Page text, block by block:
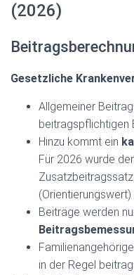
(2026)
Gesetzliche
Allgemeiner
beitragspflichtigen
Hinzu kommt ein
Für 2026 wurde
(Orientierungswert)
Beiträge werden
in der Regel